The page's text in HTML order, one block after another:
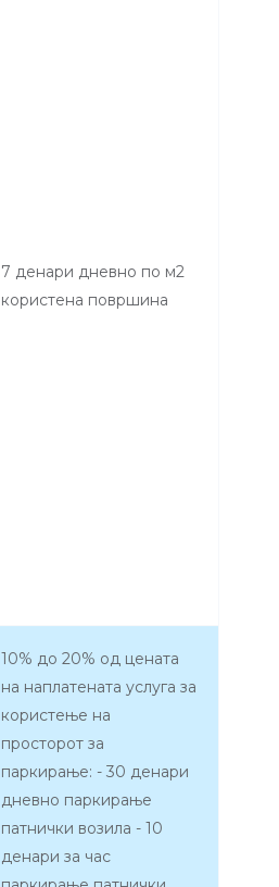
7 денари дневно по м2
користена површина
10% до 20% од цената
на наплатената услуга за
користење на
просторот за
паркирање: - 30 денари
дневно паркирање
патнички возила - 10
денари за час